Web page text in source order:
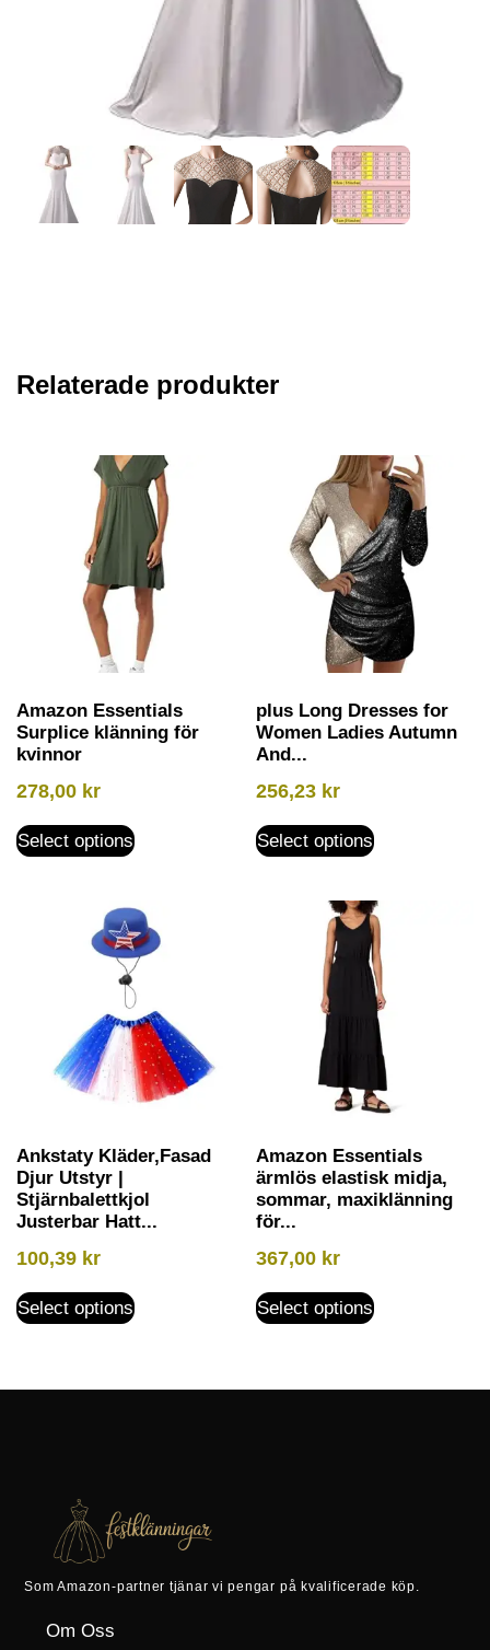
Relaterade produkter
Amazon Essentials
Surplice klänning för
kvinnor
278,00 kr
Select options
plus Long Dresses for
Women Ladies Autumn
And...
256,23 kr
Select options
Ankstaty Kläder,Fasad
Djur Utstyr |
Stjärnbalettkjol
Justerbar Hatt...
100,39 kr
Select options
Amazon Essentials
ärmlös elastisk midja,
sommar, maxiklänning
för...
367,00 kr
Select options
Som Amazon-partner tjänar vi pengar på kvalificerade köp.
Om Oss